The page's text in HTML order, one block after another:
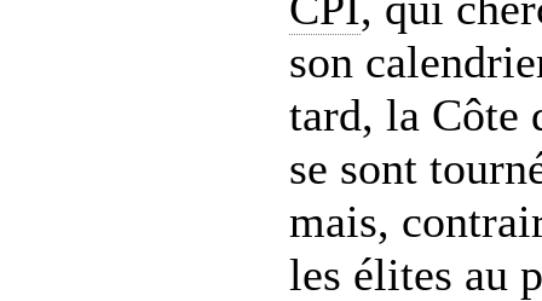
son
tard, la Côte
se sont
mais,
les élites au